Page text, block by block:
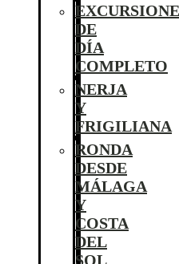
DE
DÍA
COMPLETO
NERJA
Y
FRIGILIANA
RONDA
DESDE
MÁLAGA
Y
COSTA
DEL
SOL